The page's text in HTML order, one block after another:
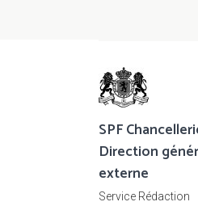
SPF
Direction
externe
Service Rédaction